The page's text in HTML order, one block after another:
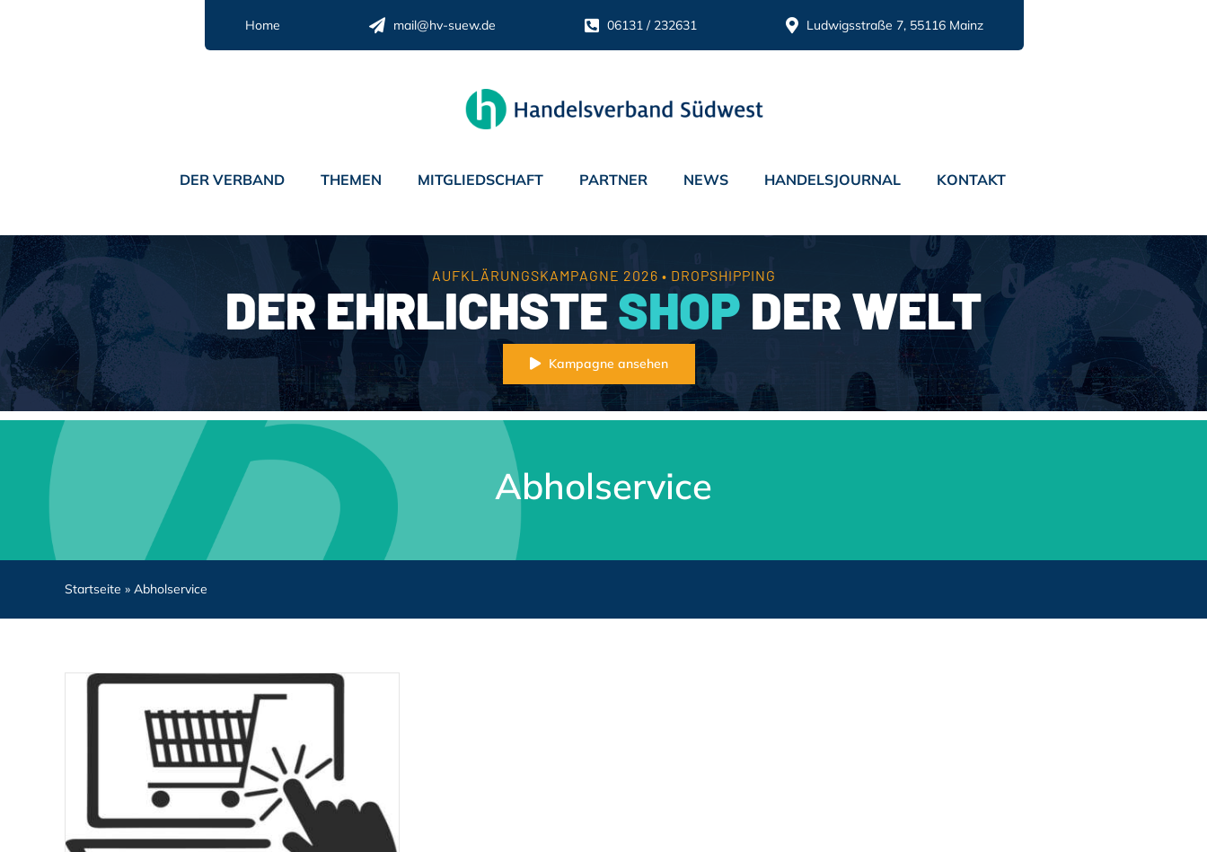
Home mail@hv-suew.de 06131 / 232631 Ludwigsstraße 7, 55116 Mainz
DER VERBAND THEMEN MITGLIEDSCHAFT PARTNER NEWS HANDELSJOURNAL KONTAKT
AUFKLÄRUNGSKAMPAGNE 2026 • DROPSHIPPING
DER EHRLICHSTESHOP DER WELT
Kampagne ansehen
Abholservice
Startseite » Abholservice